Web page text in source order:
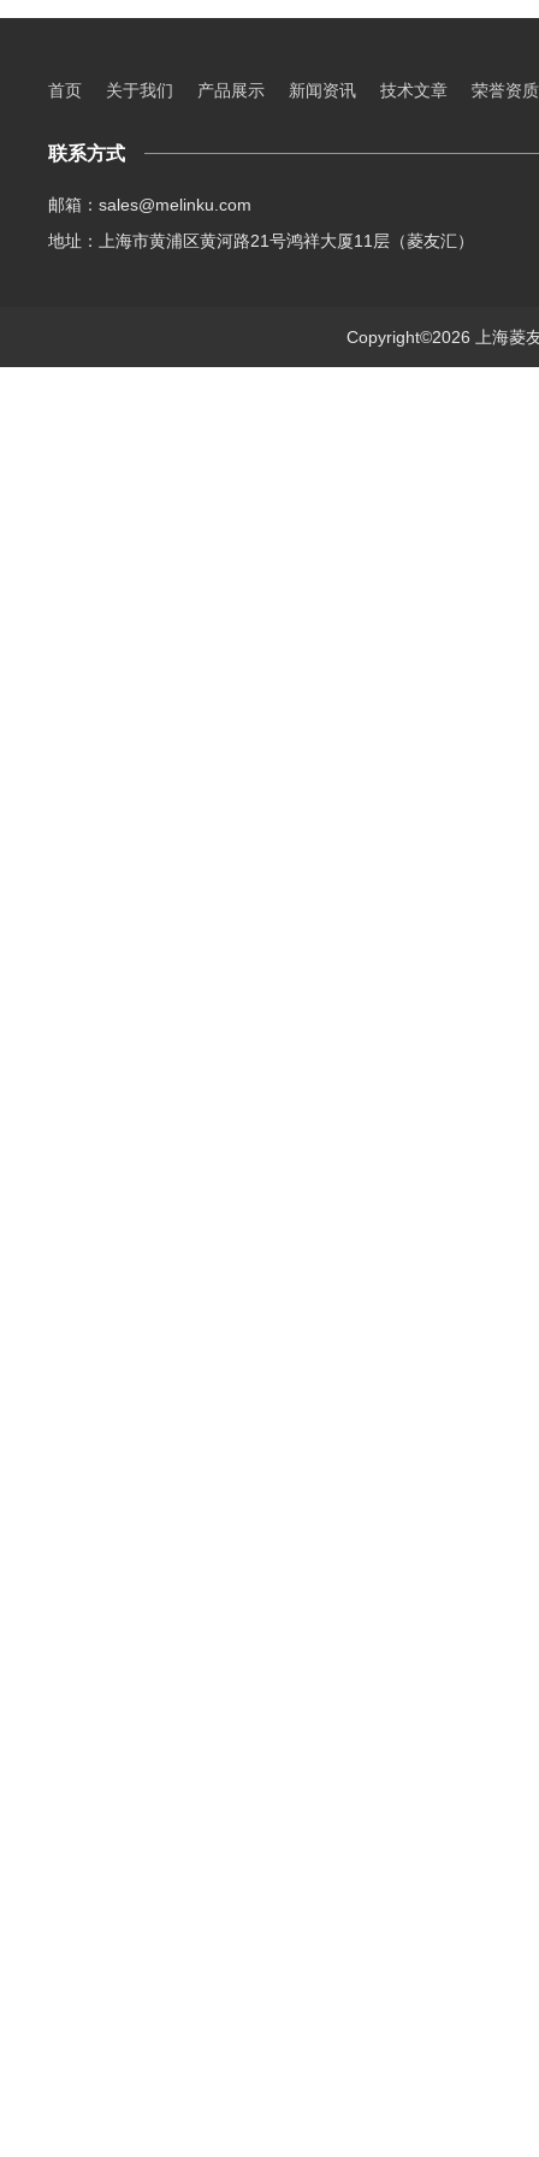
首页 关于我们 产品展示 新闻资讯 技术文章 荣誉资质
联系方式
邮箱：sales@melinku.com
地址：上海市黄浦区黄河路21号鸿祥大厦11层（菱友汇）
Copyright©2026 上海菱